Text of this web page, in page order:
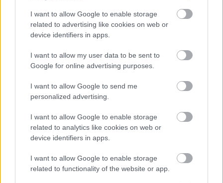
I want to allow Google to enable storage
related to advertising like cookies on web or
device identifiers in apps.
I want to allow my user data to be sent to
Google for online advertising purposes.
I want to allow Google to send me
personalized advertising.
I want to allow Google to enable storage
related to analytics like cookies on web or
device identifiers in apps.
I want to allow Google to enable storage
related to functionality of the website or app.
a XX. század orvostudományi sikerei?
EGÉSZSÉGIPAR 2 órája
Elképesztő, kiknek termelnek most hasznot
Jeffrey Epstein magánszigetei